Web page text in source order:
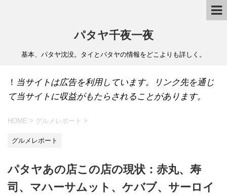
パタヤ千夜一夜
基本、パタヤ沈没。タイとパタヤの情報をどこよりも詳しく。
！ 当サイトは広告を利用しています。リンク先を通じ
て当サイトに収益がもたらされることがあります。
HOME > グルメレポート >
グルメレポート
パタヤあの店この店の現状：赤丸、寿
司、マハーサムット、ケバブ、サーロイ